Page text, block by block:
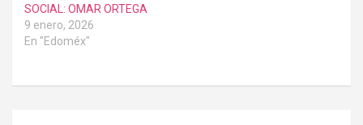
SOCIAL: OMAR ORTEGA
9 enero, 2026
En "Edoméx"